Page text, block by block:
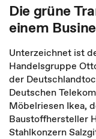
Die grüne
einem
Unterzeichnet ist
Handelsgruppe
der
Deutschen
Möbelriesen Ikea,
Baustoffhersteller
Stahlkonzern